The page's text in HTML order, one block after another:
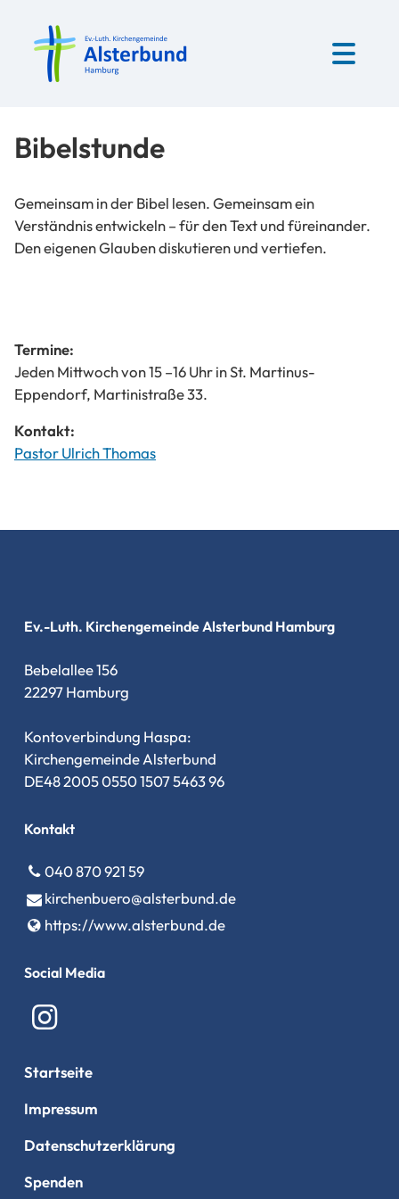
Bibelstunde
Gemeinsam in der Bibel lesen. Gemeinsam ein
Verständnis entwickeln – für den Text und füreinander.
Den eigenen Glauben diskutieren und vertiefen.
Termine:
Jeden Mittwoch von 15 –16 Uhr in St. Martinus-
Eppendorf, Martinistraße 33.
Kontakt:
Pastor Ulrich Thomas
Ev.-Luth. Kirchengemeinde Alsterbund Hamburg
Bebelallee 156
22297 Hamburg
Kontoverbindung Haspa:
Kirchengemeinde Alsterbund
DE48 2005 0550 1507 5463 96
Kontakt
040 870 921 59
kirchenbuero@​alsterbund.​de
https://www.​alsterbund.​de
Social Media
Startseite
Impressum
Datenschutzerklärung
Spenden